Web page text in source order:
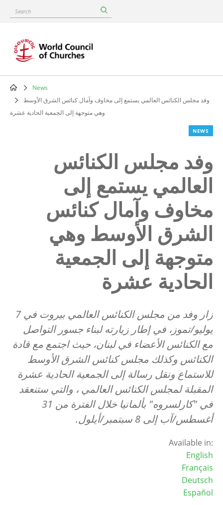
content
Search
Breadcrumb
News
وهي متوجهة إلى الجمعية الحادية عشرة
NEWS
وفد مجلس الكنائس
العالمي يستمع إلى
مخاوف وآمال كنائس
الشرق الأوسط وهي
متوجهة إلى الجمعية
الحادية عشرة
زار وفد من مجلس الكنائس العالمي بيروت في 7
يوليو/تموز، في إطار زيارته لبناء جسور التواصل
مع الكنائس الأعضاء في لبنان، حيث اجتمع مع قادة
الكنائس وكذلك مجلس كنائس الشرق الأوسط
للاستماع ونقل رسالة إلى الجمعية الحادية عشرة
المقبلة لمجلس الكنائس العالمي ، والتي ستنعقد
في "كارلسروه" بألمانيا خلال الفترة من 31
أغسطس/آب إلى 8 سبتمبر/أيلول.
Available in:
English
Français
Deutsch
Español